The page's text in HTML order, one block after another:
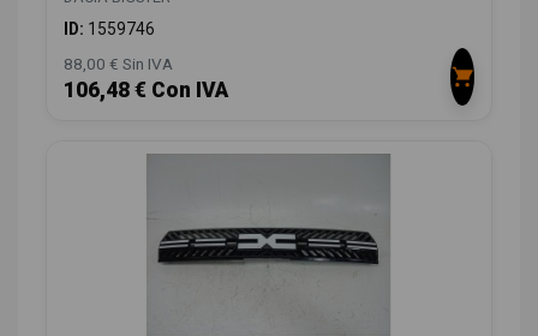
ID: 1559746
88,00 € Sin IVA
106,48 € Con IVA